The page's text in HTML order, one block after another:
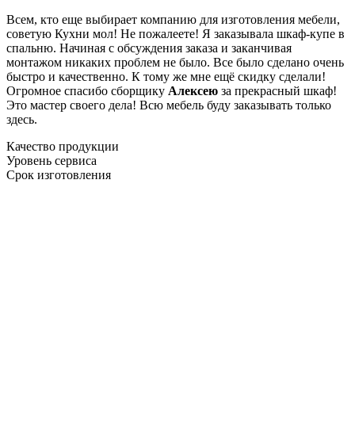
Всем, кто еще выбирает компанию для изготовления мебели,
советую Кухни мол! Не пожалеете! Я заказывала шкаф-купе в
спальню. Начиная с обсуждения заказа и заканчивая
монтажом никаких проблем не было. Все было сделано очень
быстро и качественно. К тому же мне ещё скидку сделали!
Огромное спасибо сборщику Алексею за прекрасный шкаф!
Это мастер своего дела! Всю мебель буду заказывать только
здесь.
Качество продукции
Уровень сервиса
Срок изготовления